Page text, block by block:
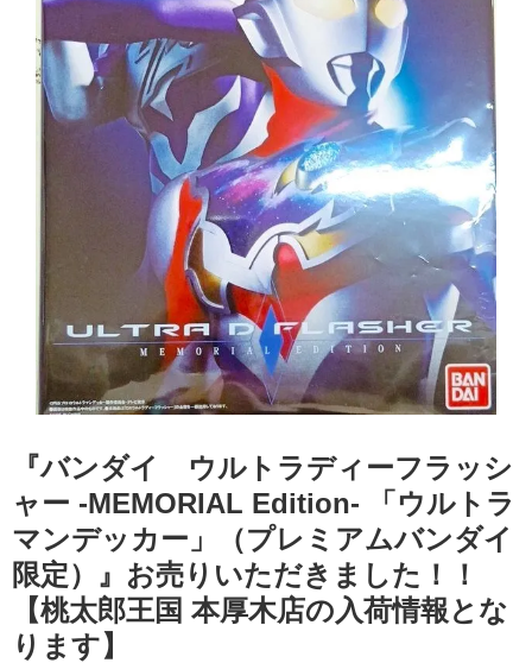
『バンダイ ウルトラディーフラッシ
ャー -MEMORIAL Edition- 「ウルトラ
マンデッカー」（プレミアムバンダイ
限定）』お売りいただきました！！
【桃太郎王国 本厚木店の入荷情報とな
ります】